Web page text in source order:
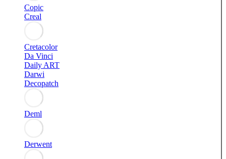
Copic
Creal
Cretacolor
Da Vinci
Daily ART
Darwi
Decopatch
Deml
Derwent